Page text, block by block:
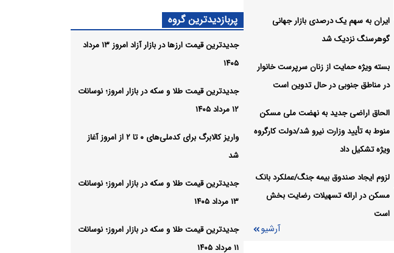
اقتصادی: وزیر صمت راهی قرقیزستان شد
ایران به سهم یک‌ درصدی بازار جهانی
گوهرسنگ نزدیک شد
بسته ویژه حمایت از زنان سرپرست خانوار
در مناطق جنوبی در حال تدوین است
الحاق اراضی جدید به نهضت ملی مسکن
منوط به تأیید وزارت نیرو شد/دولت کارگروه
ویژه تشکیل داد
لزوم ایجاد صندوق بیمه جنگ/عملکرد بانک
مسکن در ارائه تسهیلات رضایت بخش
است
آرشیو
پربازدیدترین گروه
جدیدترین قیمت ارزها در بازار آزاد امروز ۱۳ مرداد
۱۴۰۵
جدیدترین قیمت طلا و سکه در بازار امروز؛ نوسانات
۱۲ مرداد ۱۴۰۵
واریز کالابرگ برای کدملی‌های ۰ تا ۲ از امروز آغاز
شد
جدیدترین قیمت طلا و سکه در بازار امروز؛ نوسانات
۱۳ مرداد ۱۴۰۵
جدیدترین قیمت طلا و سکه در بازار امروز؛ نوسانات
۱۱ مرداد ۱۴۰۵